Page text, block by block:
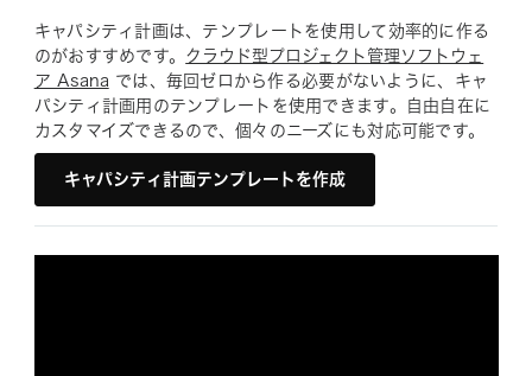
キャパシティ計画は、テンプレートを使用して効率的に作る
のがおすすめです。 クラウド型プロジェクト管理ソフトウェ
ア Asana では、毎回ゼロから作る必要がないように、キャ
パシティ計画用のテンプレートを使用できます。自由自在に
カスタマイズできるので、個々のニーズにも対応可能です。
キャパシティ計画テンプレートを作成